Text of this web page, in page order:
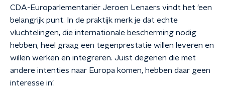
CDA-Europarlementariër Jeroen Lenaers vindt het 'een
belangrijk punt. In de praktijk merk je dat echte
vluchtelingen, die internationale bescherming nodig
hebben, heel graag een tegenprestatie willen leveren en
willen werken en integreren. Juist degenen die met
andere intenties naar Europa komen, hebben daar geen
interesse in'.